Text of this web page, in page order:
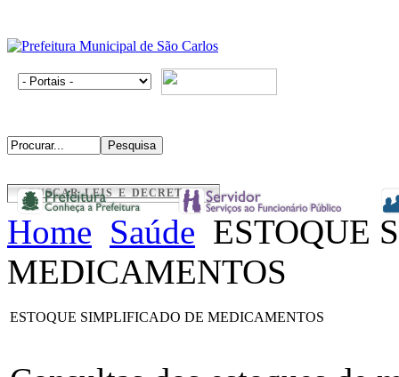
BUSCAR LEIS E DECRETOS
Home Saúde ESTOQUE
MEDICAMENTOS
ESTOQUE SIMPLIFICADO DE MEDICAMENTOS